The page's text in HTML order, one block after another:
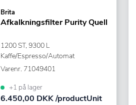
Brita
Afkalkningsfilter Purity Quell
1200 ST, 9300 L
Kaffe/Espresso/Automat
Varenr. 71049401
+1 på lager
6.450,00 DKK /productUnit